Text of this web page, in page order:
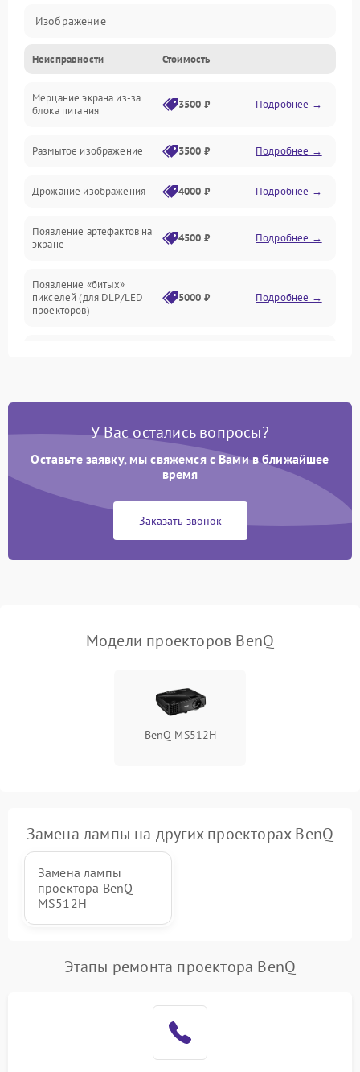
Изображение
Лампа подсветки
Неисправность управления и интерфейсов
Неисправности Стоимость
Мерцание экрана из-за
блока питания
3500 ₽ Подробнее →
Размытое изображение 3500 ₽ Подробнее →
Дрожание изображения 4000 ₽ Подробнее →
Появление артефактов на
экране
4500 ₽ Подробнее →
Появление «битых»
пикселей (для DLP/LED
проекторов)
5000 ₽ Подробнее →
Нестабильная яркость или
Неравномерная подсветка
4500 ₽ Подробнее →
автоматическая коррекция
трапеции (Keystone)
3000 ₽ Подробнее →
У Вас остались вопросы?
Оставьте заявку, мы свяжемся с Вами в ближайшее
время
Заказать звонок
Модели проекторов BenQ
BenQ MS512H
Замена лампы на других проекторах BenQ
Замена лампы
проектора BenQ
MS512H
Этапы ремонта проектора BenQ